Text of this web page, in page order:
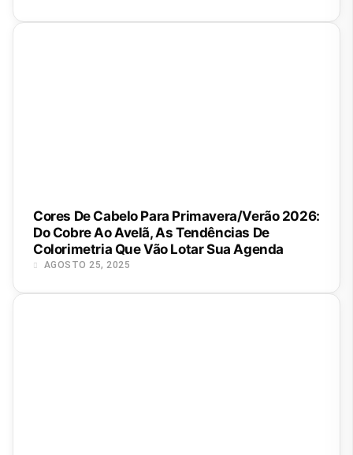
Cores De Cabelo Para Primavera/Verão 2026:
Do Cobre Ao Avelã, As Tendências De
Colorimetria Que Vão Lotar Sua Agenda
AGOSTO 25, 2025